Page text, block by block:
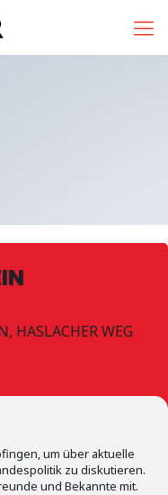
HASLACHER WEG
um über aktuelle
zu diskutieren.
und Bekannte mit.